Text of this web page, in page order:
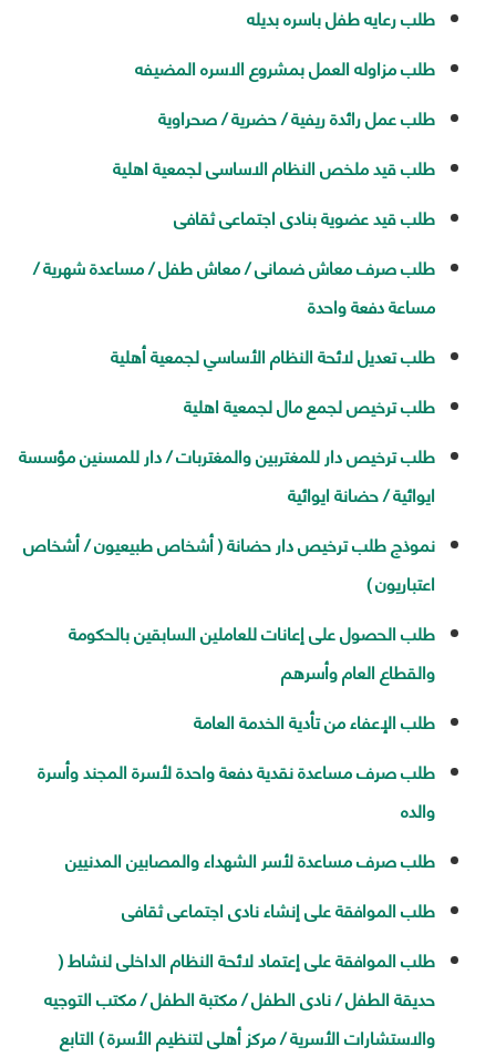
طلب رعايه طفل باسره بديله
طلب مزاوله العمل بمشروع الاسره المضيفه
طلب عمل رائدة ريفية / حضرية / صحراوية
طلب قيد ملخص النظام الاساسى لجمعية اهلية
طلب قيد عضوية بنادى اجتماعى ثقافى
طلب صرف معاش ضمانى / معاش طفل / مساعدة شهرية /
مساعة دفعة واحدة
طلب تعديل لائحة النظام الأساسي لجمعية أهلية
طلب ترخيص لجمع مال لجمعية اهلية
طلب ترخيص دار للمغتربين والمغتربات / دار للمسنين مؤسسة
ايوائية / حضانة ايوائية
نموذج طلب ترخيص دار حضانة ( أشخاص طبيعيون / أشخاص
اعتباريون )
طلب الحصول على إعانات للعاملين السابقين بالحكومة
والقطاع العام وأسرهم
طلب الإعفاء من تأدية الخدمة العامة
طلب صرف مساعدة نقدية دفعة واحدة لأسرة المجند وأسرة
والده
طلب صرف مساعدة لأسر الشهداء والمصابين المدنيين
طلب الموافقة على إنشاء نادى اجتماعى ثقافى
طلب الموافقة على إعتماد لائحة النظام الداخلى لنشاط (
حديقة الطفل / نادى الطفل / مكتبة الطفل / مكتب التوجيه
والاستشارات الأسرية / مركز أهلى لتنظيم الأسرة ) التابع